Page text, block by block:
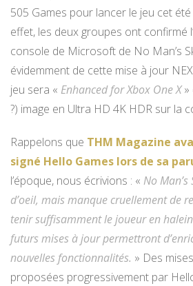
505 Games pour lancer le jeu cet
effet, les deux groupes ont confirmé
console de Microsoft de No Man’s
évidemment de cette mise à jour
jeu sera « Enhanced for Xbox One X»
?) image en Ultra HD 4K HDR sur la
Rappelons que THM Magazine
signé Hello Games lors de sa
l’époque, nous écrivions : « No
d’oeil, mais manque cruellement de
tenir suffisamment le joueur en
futurs mises à jour permettront
nouvelles fonctionnalités. » Des
proposées progressivement par